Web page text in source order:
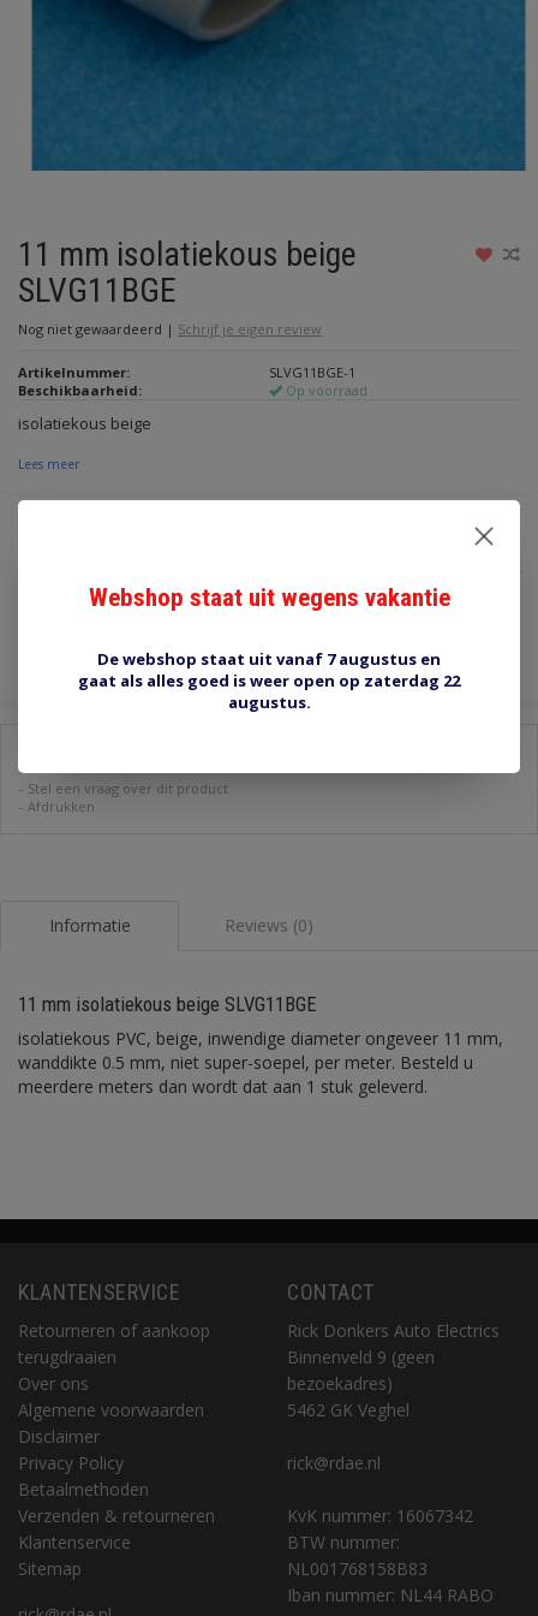
11 mm isolatiekous beige
SLVG11BGE
Nog niet gewaardeerd | Schrijf je eigen review
Artikelnummer:
SLVG11BGE-1
Beschikbaarheid:
Op voorraad
isolatiekous beige
Lees meer
€2,20
Toevoegen aan winkelwagen
- Stel een vraag over dit product
- Afdrukken
Informatie Reviews (0)
11 mm isolatiekous beige SLVG11BGE
isolatiekous PVC, beige, inwendige diameter ongeveer 11 mm,
wanddikte 0.5 mm, niet super-soepel, per meter. Besteld u
meerdere meters dan wordt dat aan 1 stuk geleverd.
KLANTENSERVICE
Retourneren of aankoop
terugdraaien
Over ons
Algemene voorwaarden
Disclaimer
Privacy Policy
Betaalmethoden
Verzenden & retourneren
Klantenservice
Sitemap
CONTACT
Rick Donkers Auto Electrics
Binnenveld 9 (geen
bezoekadres)
5462 GK Veghel
rick@rdae.nl
KvK nummer: 16067342
BTW nummer:
NL001768158B83
Iban nummer: NL44 RABO
Webshop staat uit wegens vakantie
De webshop staat uit vanaf 7 augustus en
gaat als alles goed is weer open op zaterdag 22
augustus.